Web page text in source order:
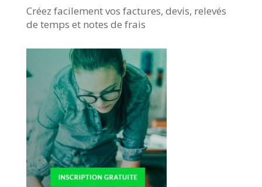
Créez facilement vos factures, devis, relevés
de temps et notes de frais